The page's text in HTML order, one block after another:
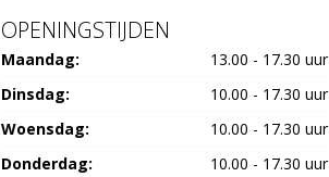
OPENINGSTIJDEN
Maandag:
13.00 - 17.30 uur
Dinsdag:
10.00 - 17.30 uur
Woensdag:
10.00 - 17.30 uur
Donderdag:
10.00 - 17.30 uur